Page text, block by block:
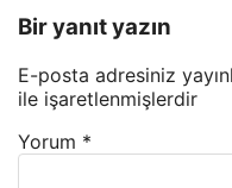
Bir yanıt yazın
E-posta adresiniz
ile işaretlenmişlerdir
Yorum *